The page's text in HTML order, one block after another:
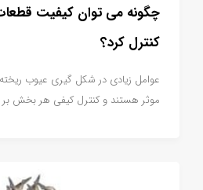
چگونه می توان کیفیت
کنترل کرد؟
عوامل زیادی در شکل گیری عیوب
موثر هستند و کنترل کیفی هر بخش بر